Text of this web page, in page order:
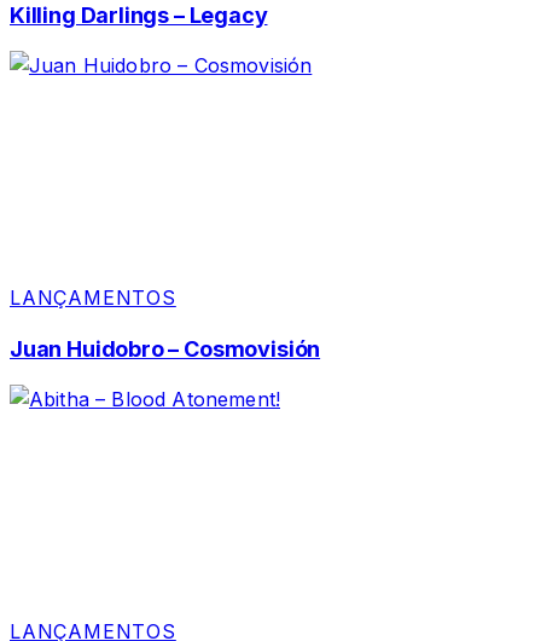
Killing Darlings – Legacy
LANÇAMENTOS
Juan Huidobro – Cosmovisión
LANÇAMENTOS